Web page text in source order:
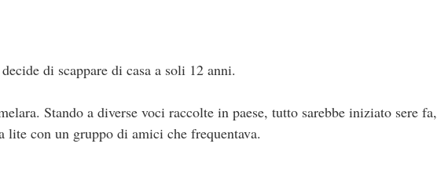
di scappare di casa a soli 12 anni.
Stando a diverse voci raccolte in paese, tutto sarebbe iniziato sere fa,
lite con un gruppo di amici che frequentava.